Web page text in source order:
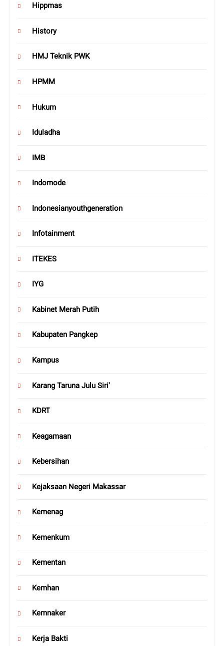
Hippmas
History
HMJ Teknik PWK
HPMM
Hukum
Iduladha
IMB
Indomode
Indonesianyouthgeneration
Infotainment
ITEKES
IYG
Kabinet Merah Putih
Kabupaten Pangkep
Kampus
Karang Taruna Julu Siri'
KDRT
Keagamaan
Kebersihan
Kejaksaan Negeri Makassar
Kemenag
Kemenkum
Kementan
Kemhan
Kemnaker
Kerja Bakti